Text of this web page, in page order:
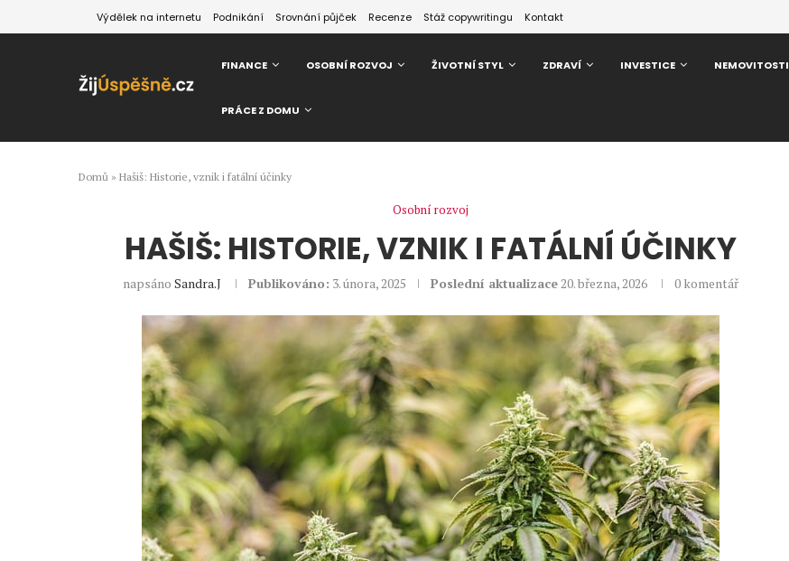
Výdělek na internetu Podnikání Srovnání půjček Recenze Stáž copywritingu Kontakt
FINANCE OSOBNÍ ROZVOJ ŽIVOTNÍ STYL ZDRAVÍ INVESTICE NEMOVITOSTI
PRÁCE Z DOMU
Domů » Hašiš: Historie, vznik i fatální účinky
Osobní rozvoj
HAŠIŠ: HISTORIE, VZNIK I FATÁLNÍ ÚČINKY
napsáno Sandra.J Publikováno: 3. února, 2025 Poslední aktualizace20. března, 2026 0 komentář